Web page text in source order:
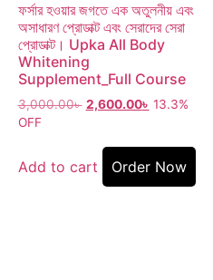
ফর্সার হওয়ার জগতে এক অতুলনীয় এবং
অসাধারণ প্রোডাক্ট এবং সেরাদের সেরা
প্রোডাক্ট। Upka All Body
Whitening
Supplement_Full Course
3,000.00৳ 2,600.00৳ 13.3%
OFF
Add to cart Order Now